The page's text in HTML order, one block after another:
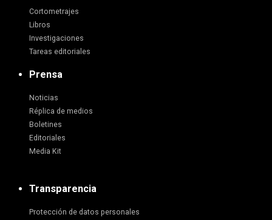
Cortometrajes
Libros
Investigaciones
Tareas editoriales
Prensa
Noticias
Réplica de medios
Boletines
Editoriales
Media Kit
Transparencia
Protección de datos personales